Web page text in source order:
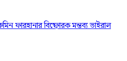
ফারহানার বিষ্ফোরক মন্তব্য ভাইরাল